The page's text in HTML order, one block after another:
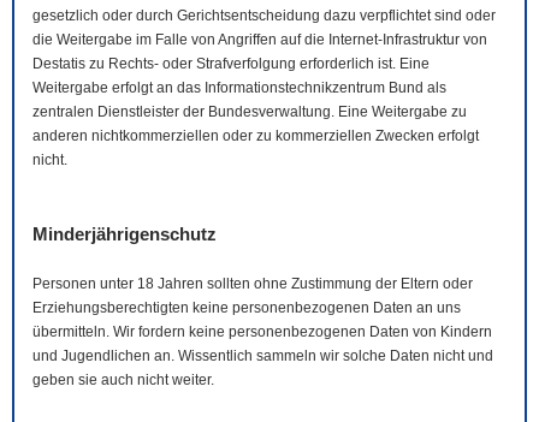
gesetzlich oder durch Gerichtsentscheidung dazu verpflichtet sind oder
die Weitergabe im Falle von Angriffen auf die Internet-Infrastruktur von
Destatis zu Rechts- oder Strafverfolgung erforderlich ist. Eine
Weitergabe erfolgt an das Informationstechnikzentrum Bund als
zentralen Dienstleister der Bundesverwaltung. Eine Weitergabe zu
anderen nichtkommerziellen oder zu kommerziellen Zwecken erfolgt
nicht.
Minderjährigenschutz
Personen unter 18 Jahren sollten ohne Zustimmung der Eltern oder
Erziehungsberechtigten keine personenbezogenen Daten an uns
übermitteln. Wir fordern keine personenbezogenen Daten von Kindern
und Jugendlichen an. Wissentlich sammeln wir solche Daten nicht und
geben sie auch nicht weiter.